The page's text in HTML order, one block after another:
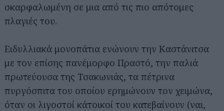
σκαρφαλωμένη σε μια από τις πιο απότομες
πλαγιές του.
Ειδυλλιακά μονοπάτια ενώνουν την Καστάνιτσα
με τον επίσης πανέμορφο Πραστό, την παλιά
πρωτεύουσα της Τσακωνιάς, τα πέτρινα
πυργόσπιτα του οποίου ερημώνουν τον χειμώνα,
όταν οι λιγοστοί κάτοικοί του κατεβαίνουν (ναι,
Αναζήτηση
για...